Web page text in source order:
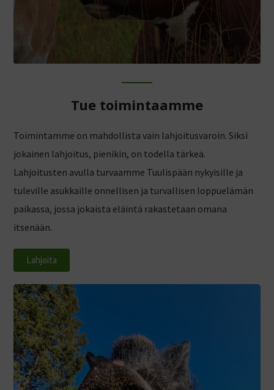
Tue toimintaamme
Toimintamme on mahdollista vain lahjoitusvaroin. Siksi
jokainen lahjoitus, pienikin, on todella tärkeä.
Lahjoitusten avulla turvaamme Tuulispään nykyisille ja
tuleville asukkaille onnellisen ja turvallisen loppuelämän
paikassa, jossa jokaista eläintä rakastetaan omana
itsenään.
Lahjoita